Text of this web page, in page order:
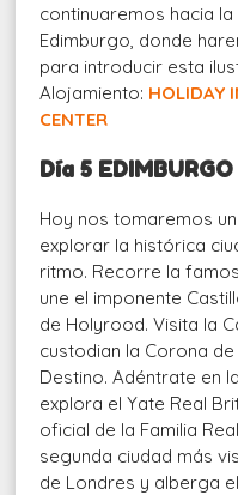
continuaremos hacia
Edimburgo, donde
para introducir esta
Alojamiento: HOLIDAY
CENTER
Día 5 EDIMBURGO
Hoy nos tomaremos
explorar la histórica
ritmo. Recorre la
une el imponente
de Holyrood. Visita la
custodian la Corona
Destino. Adéntrate en
explora el Yate Real
oficial de la Familia
segunda ciudad más
de Londres y alberga